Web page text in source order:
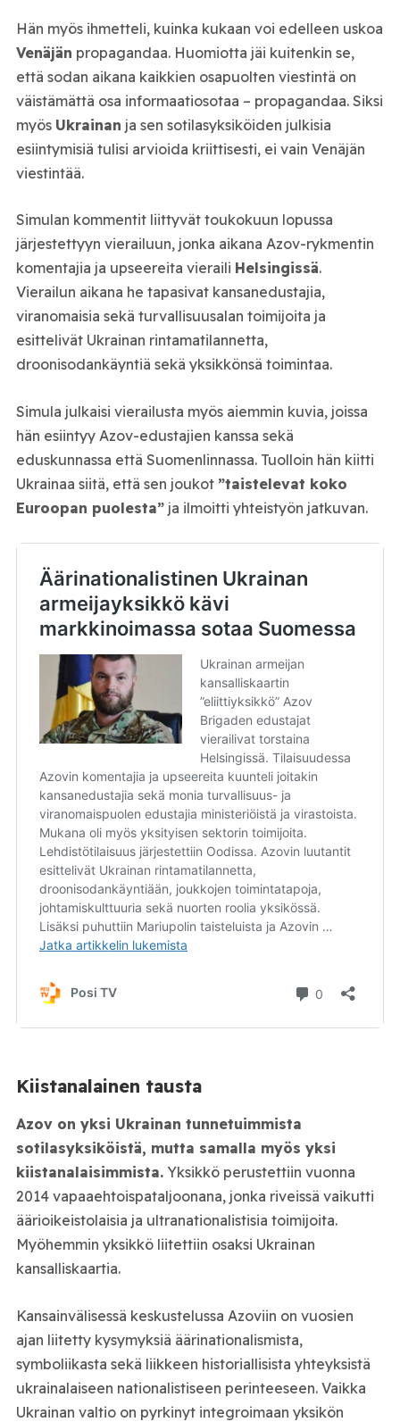
Hän myös ihmetteli, kuinka kukaan voi edelleen uskoa
Venäjän propagandaa. Huomiotta jäi kuitenkin se,
että sodan aikana kaikkien osapuolten viestintä on
väistämättä osa informaatiosotaa – propagandaa. Siksi
myös Ukrainan ja sen sotilasyksiköiden julkisia
esiintymisiä tulisi arvioida kriittisesti, ei vain Venäjän
viestintää.
Simulan kommentit liittyvät toukokuun lopussa
järjestettyyn vierailuun, jonka aikana Azov-rykmentin
komentajia ja upseereita vieraili Helsingissä.
Vierailun aikana he tapasivat kansanedustajia,
viranomaisia sekä turvallisuusalan toimijoita ja
esittelivät Ukrainan rintamatilannetta,
droonisodankäyntiä sekä yksikkönsä toimintaa.
Simula julkaisi vierailusta myös aiemmin kuvia, joissa
hän esiintyy Azov-edustajien kanssa sekä
eduskunnassa että Suomenlinnassa. Tuolloin hän kiitti
Ukrainaa siitä, että sen joukot ”taistelevat koko
Euroopan puolesta”ja ilmoitti yhteistyön jatkuvan.
Kiistanalainen tausta
Azov on yksi Ukrainan tunnetuimmista
sotilasyksiköistä, mutta samalla myös yksi
kiistanalaisimmista.Yksikkö perustettiin vuonna
2014 vapaaehtoispataljoonana, jonka riveissä vaikutti
äärioikeistolaisia ja ultranationalistisia toimijoita.
Myöhemmin yksikkö liitettiin osaksi Ukrainan
kansalliskaartia.
Kansainvälisessä keskustelussa Azoviin on vuosien
ajan liitetty kysymyksiä äärinationalismista,
symboliikasta sekä liikkeen historiallisista yhteyksistä
ukrainalaiseen nationalistiseen perinteeseen. Vaikka
Ukrainan valtio on pyrkinyt integroimaan yksikön